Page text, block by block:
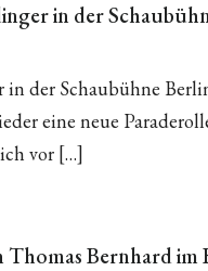
in der
der Schaubühne
eine neue
vor […]
Bernhard im